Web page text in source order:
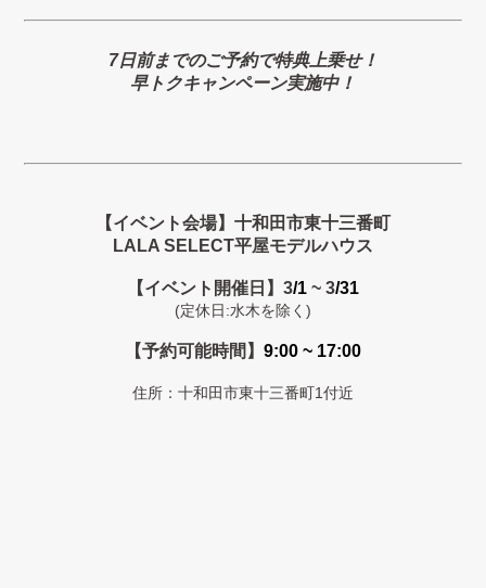
7日前までのご予約で特典上乗せ！
早トクキャンペーン実施中！
【イベント会場】十和田市東十三番町
LALA SELECT平屋モデルハウス
【イベント開催日】3/1 ~ 3/31
(定休日:水木を除く)
【予約可能時間】 9:00 ~ 17:00
住所：十和田市東十三番町1付近